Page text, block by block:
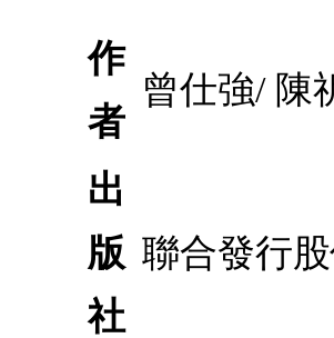
作
者
曾仕強/ 陳
出
版
社
聯合發行